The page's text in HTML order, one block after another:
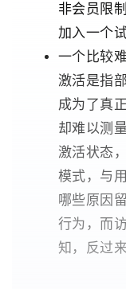
非会员限
加入一个
一个比较
激活是指
成为了真
却难以测
激活状态
模式，与
哪些原因
行为，而
知，反过